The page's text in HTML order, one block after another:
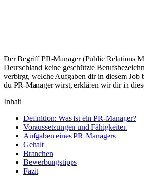
Der Begriff PR-Manager (Public Relations
Deutschland keine geschützte
verbirgt, welche Aufgaben dir in diesem Job
du PR-Manager wirst, erklären wir dir in
Inhalt
Definition: Was ist ein PR-Manager?
Voraussetzungen und Fähigkeiten
Aufgaben eines PR-Managers
Gehalt
Branchen
Bewerbungstipps
Fazit